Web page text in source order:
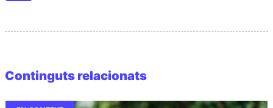
Continguts relacionats